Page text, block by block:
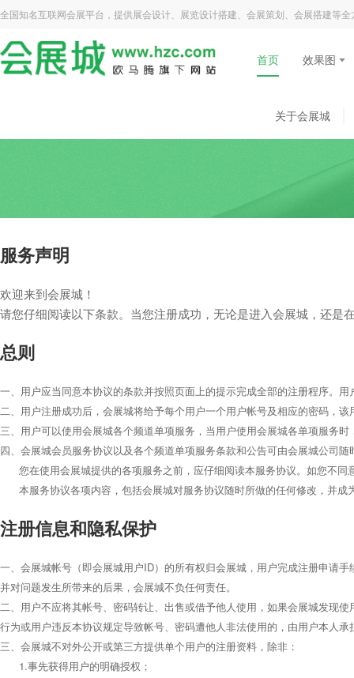
全国知名互联网会展平台，提供展会设计、展览设计搭建、会展策划、会展搭建等
首页 效果图
关于会展城
服务声明
欢迎来到会展城！
请您仔细阅读以下条款。当您注册成功，无论是进入会展城，还
总则
一、用户应当同意本协议的条款并按照页面上的提示完成全部的注册程序。
二、用户注册成功后，会展城将给予每个用户一个用户帐号及相应的密码，
三、用户可以使用会展城各个频道单项服务，当用户使用会展城各单项服务
四、会展城会员服务协议以及各个频道单项服务条款和公告可由会展城公司
您在使用会展城提供的各项服务之前，应仔细阅读本服务协议。如您不同
本服务协议各项内容，包括会展城对服务协议随时所做的任何修改，并成
注册信息和隐私保护
一、会展城帐号（即会展城用户ID）的所有权归会展城，用户完成注册申请
并对问题发生所带来的后果，会展城不负任何责任。
二、用户不应将其帐号、密码转让、出售或借予他人使用，如果会展城发现
行为或用户违反本协议规定导致帐号、密码遭他人非法使用的，由用户本人
三、会展城不对外公开或第三方提供单个用户的注册资料，除非：
1.事先获得用户的明确授权；